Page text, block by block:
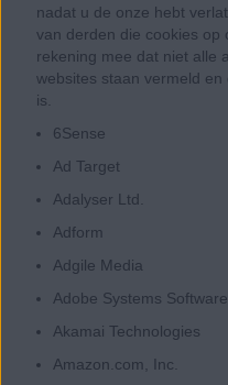
nadat u de onze hebt
van derden die cookies op
rekening mee dat niet alle
websites staan vermeld
is.
6Sense
Ad Target
Adalyser Ltd.
Adform
Adgile Media
Adobe Systems
Akamai Technologies
Amazon.com, Inc.